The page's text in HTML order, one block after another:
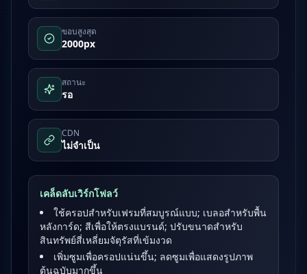
ขอบสูงสุด
2000px
สถานะ
รอ
CDN
ไม่จำเป็น
เคล็ดลับเวิร์กโฟลว์
ใช้ครอปสำหรับเฟรมที่สมบูรณ์แบบ; เบลอสำหรับพื้น
หลังการ์ด; สีเพื่อให้ตรงแบรนด์; ปรับขนาดสำหรับ
สินทรัพย์สี่เหลี่ยมจัตุรัสที่เข้มงวด
เพิ่มซูมเพื่อครอปแน่นขึ้น; ลดซูมเพื่อแสดงรูปภาพ
ต้นฉบับมากขึ้น